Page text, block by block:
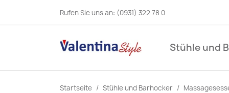
Rufen Sie uns an: (0931) 322 78 0
Stühle und
Startseite Stühle und Barhocker